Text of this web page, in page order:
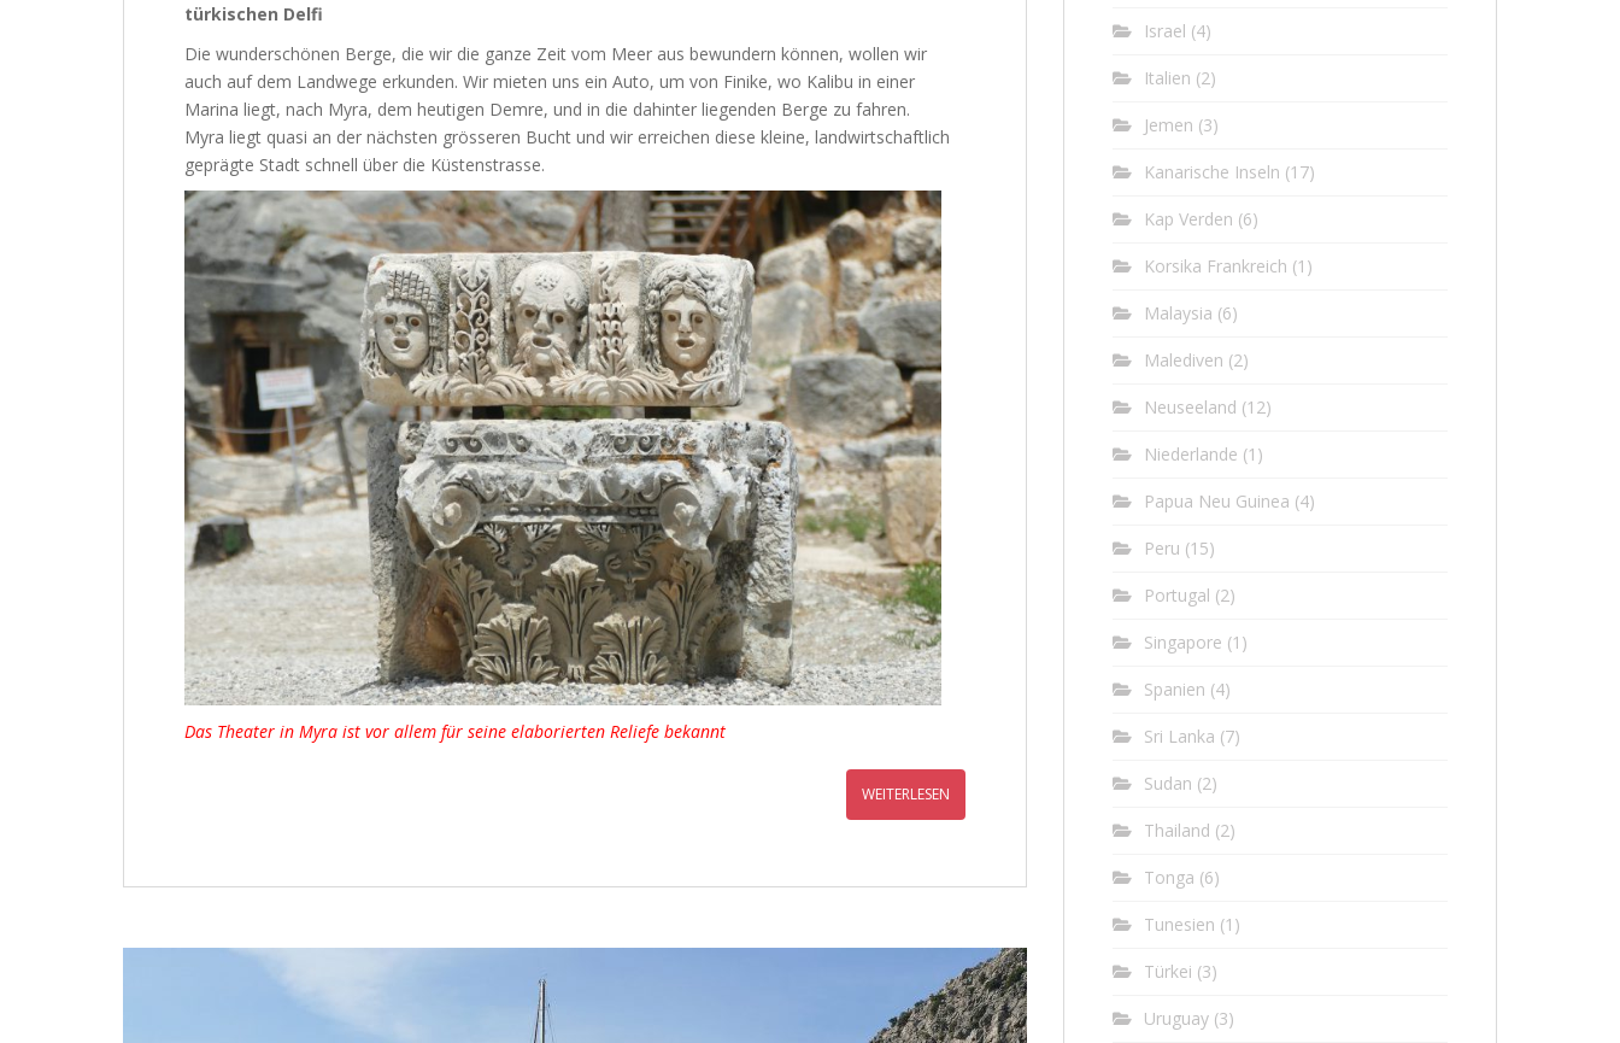
türkischen Delfi
Die wunderschönen Berge, die wir die ganze Zeit vom Meer aus bewundern können, wollen wir
auch auf dem Landwege erkunden. Wir mieten uns ein Auto, um von Finike, wo Kalibu in einer
Marina liegt, nach Myra, dem heutigen Demre, und in die dahinter liegenden Berge zu fahren.
Myra liegt quasi an der nächsten grösseren Bucht und wir erreichen diese kleine, landwirtschaftlich
geprägte Stadt schnell über die Küstenstrasse.
Das Theater in Myra ist vor allem für seine elaborierten Reliefe bekannt
WEITERLESEN
Israel (4)
Italien (2)
Jemen (3)
Kanarische Inseln (17)
Kap Verden (6)
Korsika Frankreich (1)
Malaysia (6)
Malediven (2)
Neuseeland (12)
Niederlande (1)
Papua Neu Guinea (4)
Peru (15)
Portugal (2)
Singapore (1)
Spanien (4)
Sri Lanka (7)
Sudan (2)
Thailand (2)
Tonga (6)
Tunesien (1)
Türkei (3)
Uruguay (3)